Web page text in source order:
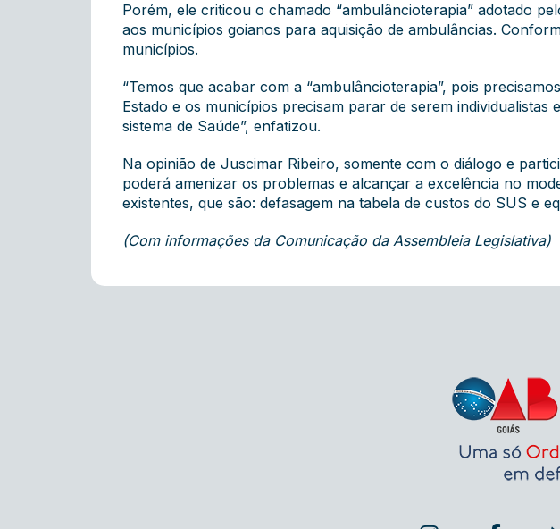
Porém, ele criticou o chamado “ambulâncioterapia” adotado
aos municípios goianos para aquisição de ambulâncias.
municípios.
“Temos que acabar com a “ambulâncioterapia”, pois
Estado e os municípios precisam parar de serem
sistema de Saúde”, enfatizou.
Na opinião de Juscimar Ribeiro, somente com o diálogo e
poderá amenizar os problemas e alcançar a excelência no
existentes, que são: defasagem na tabela de custos do SUS e
(Com informações da Comunicação da Assembleia Legislativa)